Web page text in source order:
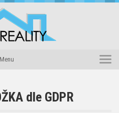
Menu
dle GDPR